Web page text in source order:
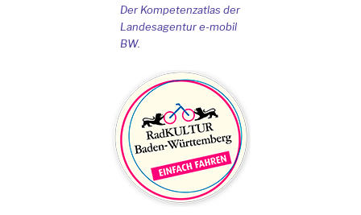
Der Kompetenzatlas der
Landesagentur e-mobil
BW.